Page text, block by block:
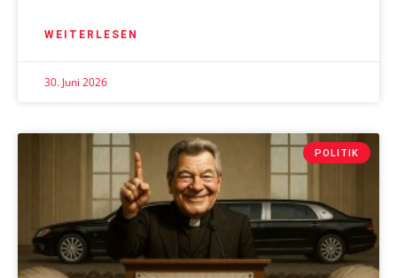
WEITERLESEN
30. Juni 2026
POLITIK